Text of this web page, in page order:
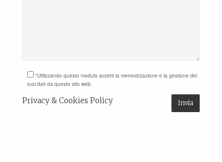
*Utilizzando questo modulo accetti la memorizzazione e la gestione dei
tuoi dati da questo sito web.
Privacy & Cookies Policy